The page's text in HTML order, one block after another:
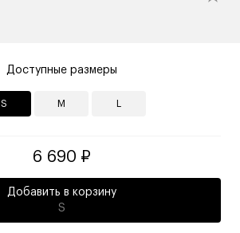
Доступные размеры
S M
6 690 ₽
Добавить в корзину
S